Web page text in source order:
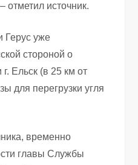
отметил источник.
Герус уже
стороной о
Ельск (в 25 км от
для перегрузки угля
временно
главы Службы